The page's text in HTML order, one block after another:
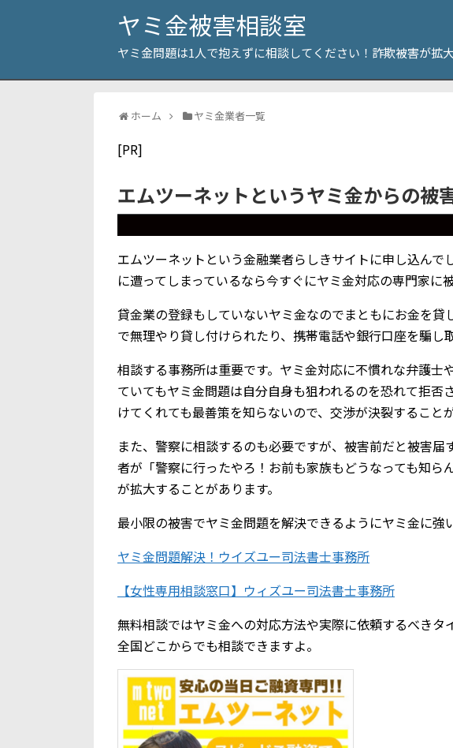
ヤミ金被害相談室
ヤミ金問題は1人で抱えずに相談してください！詐欺被害が拡
ホーム ヤミ金業者一覧
[PR]
エムツーネットというヤミ金からの被
エムツーネットという金融業者らしきサイトに申し込んで
に遭ってしまっているなら今すぐにヤミ金対応の専門家に
貸金業の登録もしていないヤミ金なのでまともにお金を貸
で無理やり貸し付けられたり、携帯電話や銀行口座を騙し
相談する事務所は重要です。ヤミ金対応に不慣れな弁護士
ていてもヤミ金問題は自分自身も狙われるのを恐れて拒否
けてくれても最善策を知らないので、交渉が決裂すること
また、警察に相談するのも必要ですが、被害前だと被害
者が「警察に行ったやろ！お前も家族もどうなっても知ら
が拡大することがあります。
最小限の被害でヤミ金問題を解決できるようにヤミ金に強
ヤミ金問題解決！ウイズユー司法書士事務所
【女性専用相談窓口】ウィズユー司法書士事務所
無料相談ではヤミ金への対応方法や実際に依頼するべきタ
全国どこからでも相談できますよ。